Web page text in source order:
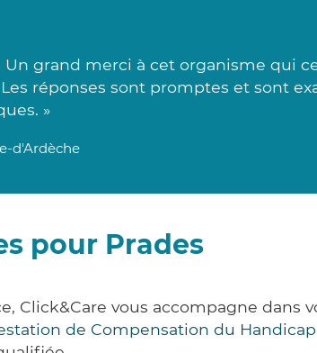
grand merci à cet organisme qui
réponses sont promptes et sont
»
d'Ardèche
pour Prades
Click&Care vous accompagne dans
de Compensation du Handicap